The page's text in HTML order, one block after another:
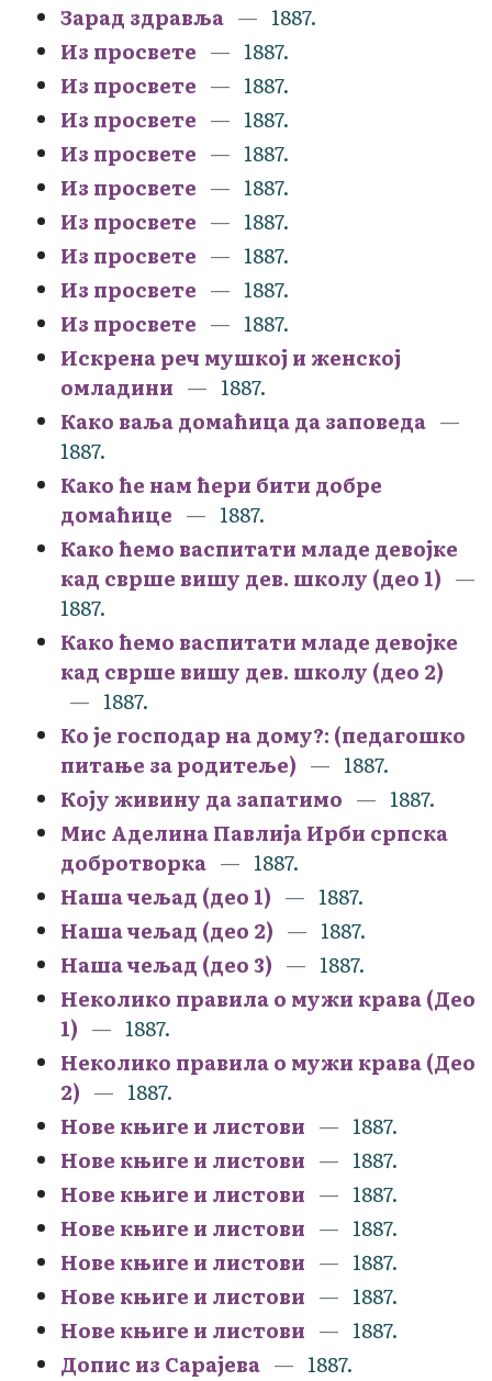
Зарад здравља
1887.
Из просвете
1887.
Из просвете
1887.
Из просвете
1887.
Из просвете
1887.
Из просвете
1887.
Из просвете
1887.
Из просвете
1887.
Из просвете
1887.
Из просвете
1887.
Искрена реч мушкој и женској
омладини
1887.
Како ваља домаћица да заповеда
1887.
Како ће нам ћери бити добре
домаћице
1887.
Како ћемо васпитати младе девојке
кад сврше вишу дев. школу (део 1)
1887.
Како ћемо васпитати младе девојке
кад сврше вишу дев. школу (део 2)
1887.
Ко је господар на дому?: (педагошко
питање за родитеље)
1887.
Коју живину да запатимо
1887.
Мис Аделина Павлија Ирби српска
добротворка
1887.
Наша чељад (део 1)
1887.
Наша чељад (део 2)
1887.
Наша чељад (део 3)
1887.
Неколико правила о мужи крава (Део
1)
1887.
Неколико правила о мужи крава (Део
2)
1887.
Нове књиге и листови
1887.
Нове књиге и листови
1887.
Нове књиге и листови
1887.
Нове књиге и листови
1887.
Нове књиге и листови
1887.
Нове књиге и листови
1887.
Нове књиге и листови
1887.
Допис из Сарајева
1887.